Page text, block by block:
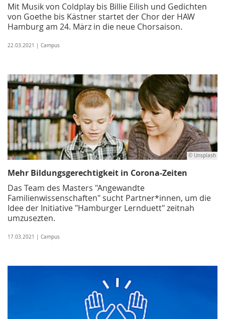
Mit Musik von Coldplay bis Billie Eilish und Gedichten
von Goethe bis Kästner startet der Chor der HAW
Hamburg am 24. März in die neue Chorsaison.
22.03.2021 | Campus
© Unsplash
Mehr Bildungsgerechtigkeit in Corona-Zeiten
Das Team des Masters "Angewandte
Familienwissenschaften" sucht Partner*innen, um die
Idee der Initiative "Hamburger Lernduett" zeitnah
umzusezten.
17.03.2021 | Campus